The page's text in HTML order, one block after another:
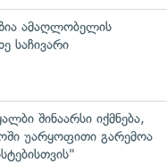
ამაღლობელის
საჩივარი
შინაარსი იქმნება,
უარყოფითი გარემოა